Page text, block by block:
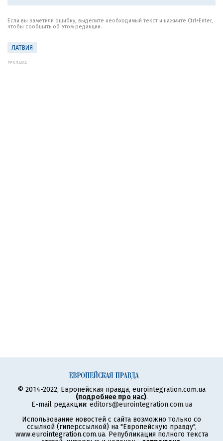
Если вы заметили ошибку, выделите необходимый текст и нажмите Ctrl+Enter,
чтобы сообщить об этом редакции.
ЛАТВИЯ
РЕКЛАМА:
© 2014-2022, Европейская правда, eurointegration.com.ua
(подробнее про нас).
E-mail редакции: editors@eurointegration.com.ua
Использование новостей с сайта возможно только со
ссылкой (гиперссылкой) на "Европейскую правду",
www.eurointegration.com.ua. Републикация полного текста